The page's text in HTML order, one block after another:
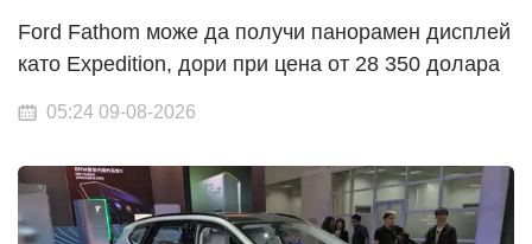
Ford Fathom може да получи панорамен дисплей
като Expedition, дори при цена от 28 350 долара
05:24 09-08-2026